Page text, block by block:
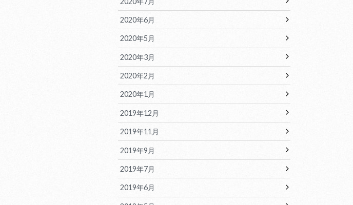
2020年6月
2020年5月
2020年3月
2020年2月
2020年1月
2019年12月
2019年11月
2019年9月
2019年7月
2019年6月